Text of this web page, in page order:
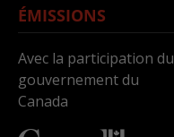
ÉMISSIONS
Avec la participation du
gouvernement du
Canada